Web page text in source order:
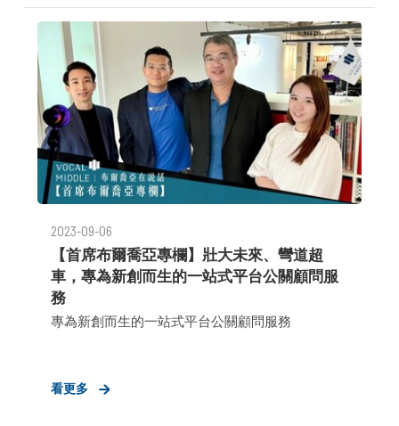
2023-09-06
【首席布爾喬亞專欄】壯大未來、彎道超
車，專為新創而生的一站式平台公關顧問服
務
專為新創而生的一站式平台公關顧問服務
看更多